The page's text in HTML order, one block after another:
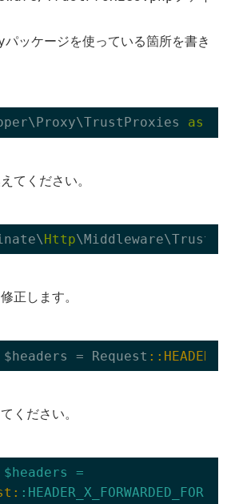
パッケージを使っている箇所を書き
as
てください。
Http
正します。
$headers = Request
ください。
$headers
=
:HEADER_X_FORWARDED_FOR